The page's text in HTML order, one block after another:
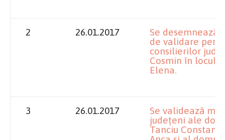
2 26.01.2017
Se desemnează
de validare
consilierilor
Cosmin în locul
Elena.
3 26.01.2017
Se validează
judeţeni ale
Tanciu